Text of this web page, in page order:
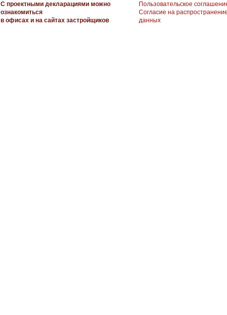
С проектными декларациями можно
ознакомиться
в офисах и на сайтах застройщиков
Пользовательское
Согласие на
данных